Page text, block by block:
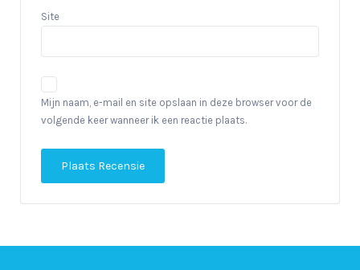
Site
Mijn naam, e-mail en site opslaan in deze browser voor de
volgende keer wanneer ik een reactie plaats.